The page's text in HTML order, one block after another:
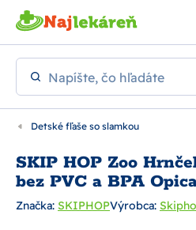
Preskočiť na hlavný obsah
Napíšte, čo hľadáte
Detské fľaše so slamkou
SKIP HOP Zoo
bez PVC a BPA
Značka: SKIPHOPVýrobca: